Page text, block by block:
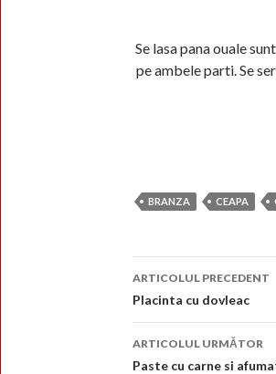
Se lasa pana ouale
pe ambele parti. Se
BRANZA CEAPA
Navigare
în
articol
ARTICOLUL PRECEDENT
Placinta cu dovleac
ARTICOLUL URMĂTOR
Paste cu carne si